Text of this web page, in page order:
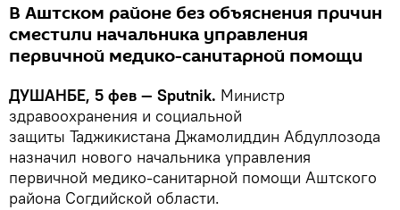
В Аштском районе без объяснения причин
сместили начальника управления
первичной медико-санитарной помощи
ДУШАНБЕ, 5 фев — Sputnik. Министр
здравоохранения и социальной
защиты Таджикистана Джамолиддин Абдуллозода
назначил нового начальника управления
первичной медико-санитарной помощи Аштского
района Согдийской области.